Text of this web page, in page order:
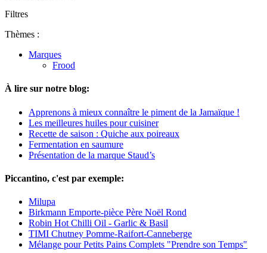
Filtres
Thèmes :
Marques
Frood
À lire sur notre blog:
Apprenons à mieux connaître le piment de la Jamaïque !
Les meilleures huiles pour cuisiner
Recette de saison : Quiche aux poireaux
Fermentation en saumure
Présentation de la marque Staud’s
Piccantino, c'est par exemple:
Milupa
Birkmann Emporte-pièce Père Noël Rond
Robin Hot Chilli Oil - Garlic & Basil
TIMI Chutney Pomme-Raifort-Canneberge
Mélange pour Petits Pains Complets "Prendre son Temps"